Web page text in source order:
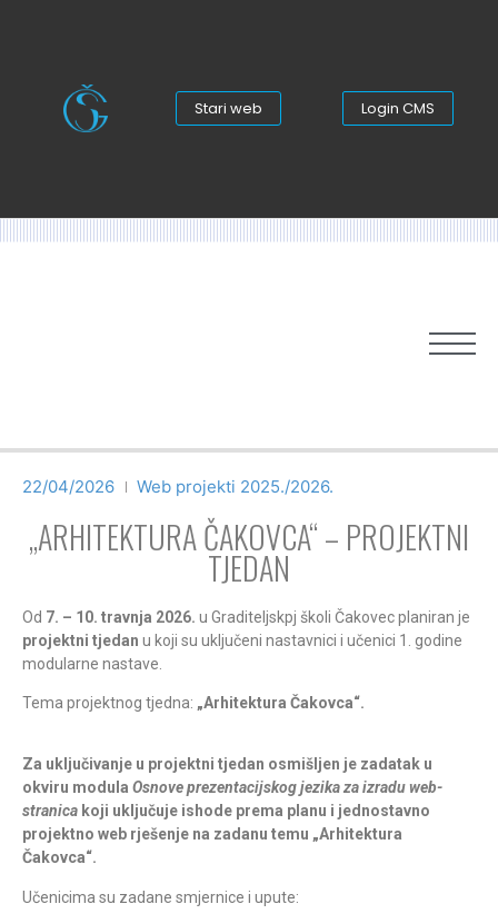
Stari web Login CMS
22/04/2026 Web projekti 2025./2026.
„ARHITEKTURA ČAKOVCA“ – PROJEKTNI
TJEDAN
Od 7. – 10. travnja 2026. u Graditeljskpj školi Čakovec planiran je
projektni tjedan u koji su uključeni nastavnici i učenici 1. godine
modularne nastave.
Tema projektnog tjedna: „Arhitektura Čakovca“.
Za uključivanje u projektni tjedan osmišljen je zadatak u
okviru modula Osnove prezentacijskog jezika za izradu web-
stranica koji uključuje ishode prema planu i jednostavno
projektno web rješenje na zadanu temu „Arhitektura
Čakovca“.
Učenicima su zadane smjernice i upute: